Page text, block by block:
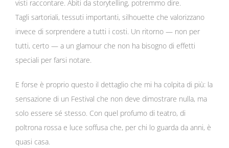
visti raccontare. Abiti da storytelling, potremmo dire.
Tagli sartoriali, tessuti importanti, silhouette che valorizzano
invece di sorprendere a tutti i costi. Un ritorno — non per
tutti, certo — a un glamour che non ha bisogno di effetti
speciali per farsi notare.
E forse è proprio questo il dettaglio che mi ha colpita di più: la
sensazione di un Festival che non deve dimostrare nulla, ma
solo essere sé stesso. Con quel profumo di teatro, di
poltrona rossa e luce soffusa che, per chi lo guarda da anni, è
quasi casa.